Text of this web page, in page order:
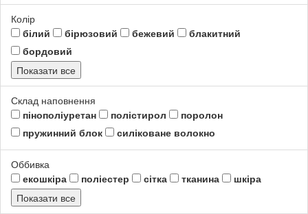
Колір
білий
бірюзовий бежевий
блакитний
бордовий
Показати все
Склад наповнення
пінополіуретан
полістирол
поролон
пружинний блок
силіковане волокно
Оббивка
екошкіра
поліестер сітка тканина
шкіра
Показати все